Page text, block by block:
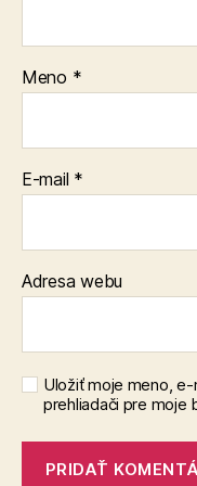
Meno *
E-mail *
Adresa webu
Uložiť moje meno,
prehliadači pre moje